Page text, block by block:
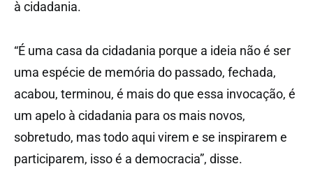
à cidadania.
“É uma casa da cidadania porque a ideia não é ser
uma espécie de memória do passado, fechada,
acabou, terminou, é mais do que essa invocação, é
um apelo à cidadania para os mais novos,
sobretudo, mas todo aqui virem e se inspirarem e
participarem, isso é a democracia”, disse.